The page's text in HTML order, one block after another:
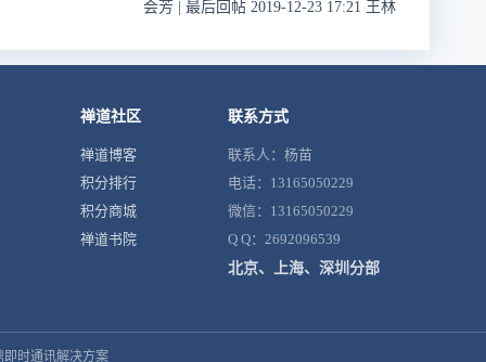
会芳 | 最后回帖 2019-12-23 17:21 王林
禅道社区
禅道博客
积分排行
积分商城
禅道书院
联系方式
联系人：杨苗
电话：13165050229
微信：13165050229
Q Q：2692096539
北京、上海、深圳分部
即时通讯解决方案